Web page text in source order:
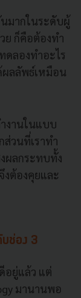
มากในระดับผู้
ย ก็คือต้องทำ
ดลองทำอะไร
ผลลัพธ์เหมือน
งานในแบบ
วนที่เราทำ
ผลกระทบทั้ง
ต้องคุยและ
บช่อง 3
อยู่แล้ว แต่
มานานพอ